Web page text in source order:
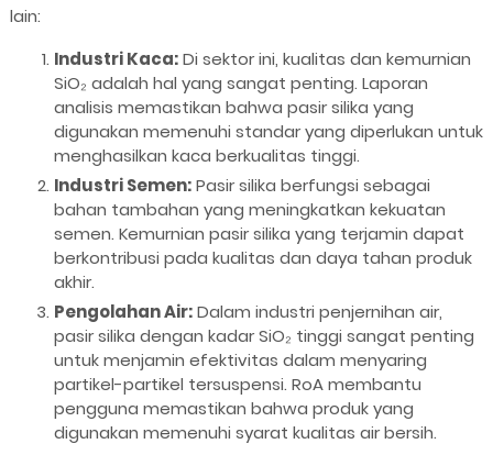
lain:
Industri Kaca:Di sektor ini, kualitas dan kemurnian
SiO₂ adalah hal yang sangat penting. Laporan
analisis memastikan bahwa pasir silika yang
digunakan memenuhi standar yang diperlukan untuk
menghasilkan kaca berkualitas tinggi.
Industri Semen:Pasir silika berfungsi sebagai
bahan tambahan yang meningkatkan kekuatan
semen. Kemurnian pasir silika yang terjamin dapat
berkontribusi pada kualitas dan daya tahan produk
akhir.
Pengolahan Air:Dalam industri penjernihan air,
pasir silika dengan kadar SiO₂ tinggi sangat penting
untuk menjamin efektivitas dalam menyaring
partikel-partikel tersuspensi. RoA membantu
pengguna memastikan bahwa produk yang
digunakan memenuhi syarat kualitas air bersih.